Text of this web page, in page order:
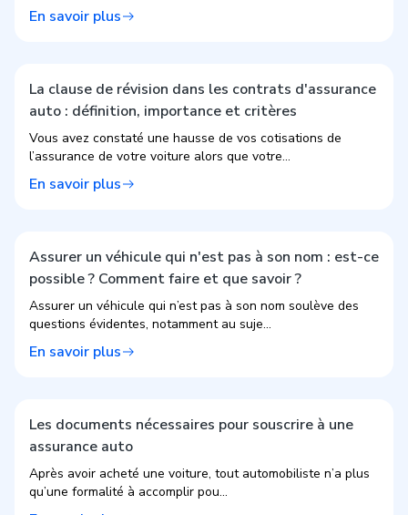
En savoir plus
La clause de révision dans les contrats d'assurance
auto : définition, importance et critères
Vous avez constaté une hausse de vos cotisations de
l’assurance de votre voiture alors que votre...
En savoir plus
Assurer un véhicule qui n'est pas à son nom : est-ce
possible ? Comment faire et que savoir ?
Assurer un véhicule qui n’est pas à son nom soulève des
questions évidentes, notamment au suje...
En savoir plus
Les documents nécessaires pour souscrire à une
assurance auto
Après avoir acheté une voiture, tout automobiliste n’a plus
qu’une formalité à accomplir pou...